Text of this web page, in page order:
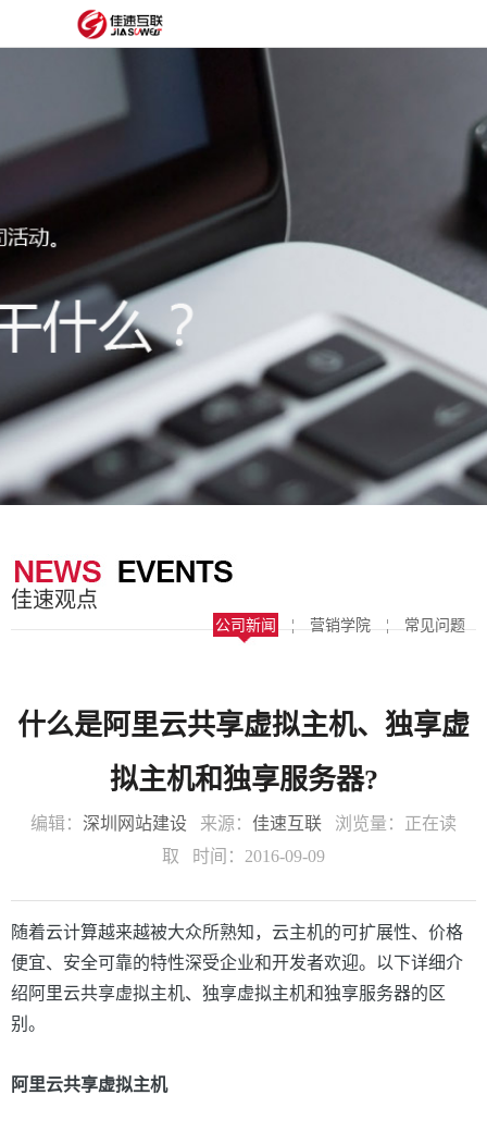
设
网
建
制
板
抖
获
里
服
经
案
站
圈
子
关
佳速观点
公司新闻 ¦ 营销学院 ¦ 常见问题
什么是阿里云共享虚拟主机、独享虚
拟主机和独享服务器?
编辑： 深圳网站建设 来源： 佳速互联 浏览量： 正在读
取 时间：2016-09-09
随着云计算越来越被大众所熟知，云主机的可扩展性、价格
便宜、安全可靠的特性深受企业和开发者欢迎。以下详细介
绍阿里云共享虚拟主机、独享虚拟主机和独享服务器的区
别。
阿里云共享虚拟主机